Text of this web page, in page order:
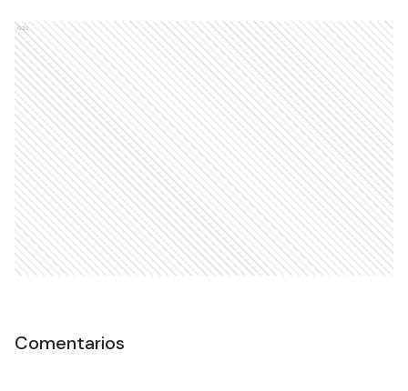
Ads
Comentarios